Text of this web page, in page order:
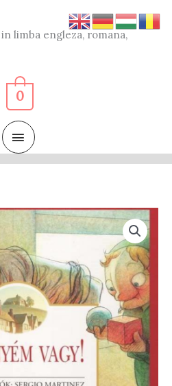
limba engleza, romana,
MAIN
MENU
0